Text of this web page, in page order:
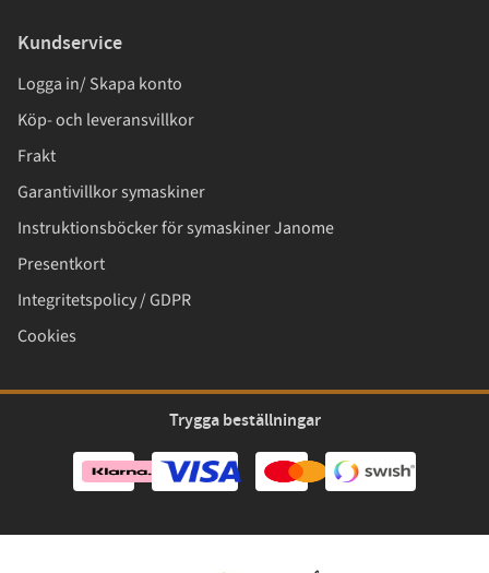
Kundservice
Logga in/ Skapa konto
Köp- och leveransvillkor
Frakt
Garantivillkor symaskiner
Instruktionsböcker för symaskiner Janome
Presentkort
Integritetspolicy / GDPR
Cookies
Trygga beställningar